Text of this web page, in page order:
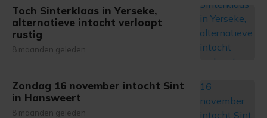
Toch Sinterklaas in Yerseke,
alternatieve intocht verloopt
rustig
8 maanden geleden
Zondag 16 november intocht Sint
in Hansweert
8 maanden geleden